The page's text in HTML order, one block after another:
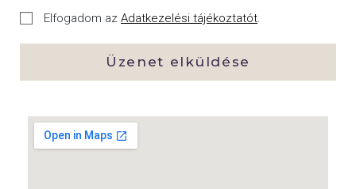
Elfogadom az Adatkezelési tájékoztatót.
Üzenet elküldése